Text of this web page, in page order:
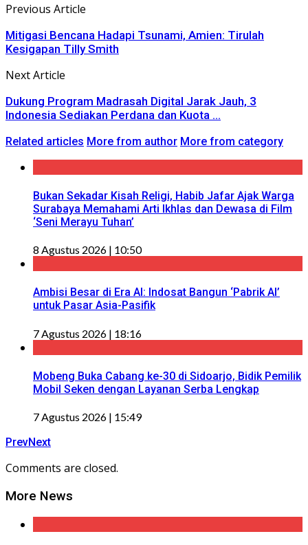
Previous Article
Mitigasi Bencana Hadapi Tsunami, Amien: Tirulah
Kesigapan Tilly Smith
Next Article
Dukung Program Madrasah Digital Jarak Jauh, 3
Indonesia Sediakan Perdana dan Kuota ...
Related articles More from author More from category
Bukan Sekadar Kisah Religi, Habib Jafar Ajak Warga
Surabaya Memahami Arti Ikhlas dan Dewasa di Film
‘Seni Merayu Tuhan’
8 Agustus 2026 | 10:50
Ambisi Besar di Era AI: Indosat Bangun ‘Pabrik AI’
untuk Pasar Asia-Pasifik
7 Agustus 2026 | 18:16
Mobeng Buka Cabang ke-30 di Sidoarjo, Bidik Pemilik
Mobil Seken dengan Layanan Serba Lengkap
7 Agustus 2026 | 15:49
PrevNext
Comments are closed.
More News